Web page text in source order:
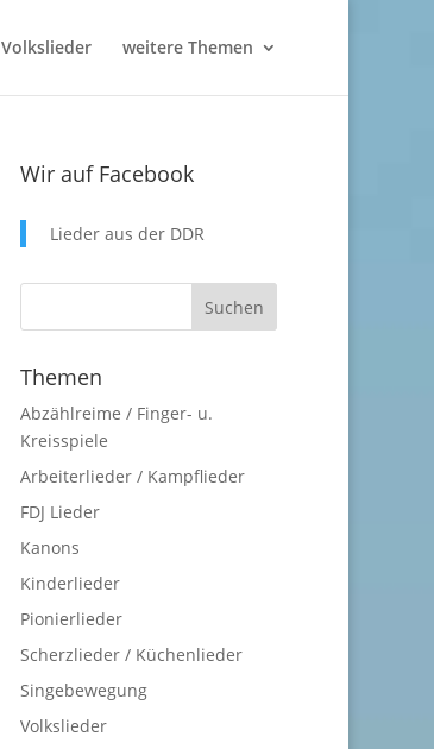
Volkslieder weitere Themen
Wir auf Facebook
Lieder aus der DDR
Themen
Abzählreime / Finger- u.
Kreisspiele
Arbeiterlieder / Kampflieder
FDJ Lieder
Kanons
Kinderlieder
Pionierlieder
Scherzlieder / Küchenlieder
Singebewegung
Volkslieder